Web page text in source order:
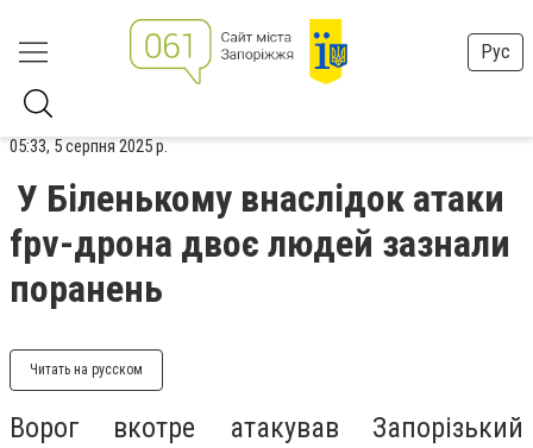
Рус
05:33, 5 серпня 2025 р.
У Біленькому внаслідок атаки
fpv-дрона двоє людей зазнали
поранень
Читать на русском
Ворог вкотре атакував Запорізький